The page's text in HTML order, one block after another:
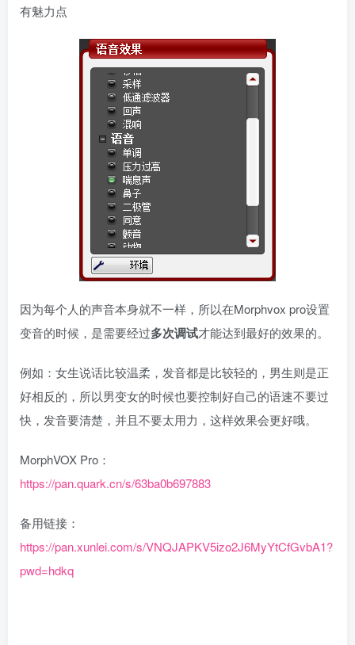
有魅力点
因为每个人的声音本身就不一样，所以在Morphvox pro设置
变音的时候，是需要经过多次调试才能达到最好的效果的。
例如：女生说话比较温柔，发音都是比较轻的，男生则是正
好相反的，所以男变女的时候也要控制好自己的语速不要过
快，发音要清楚，并且不要太用力，这样效果会更好哦。
MorphVOX Pro：
https://pan.quark.cn/s/63ba0b697883
备用链接：
https://pan.xunlei.com/s/VNQJAPKV5izo2J6MyYtCfGvbA1?
pwd=hdkq